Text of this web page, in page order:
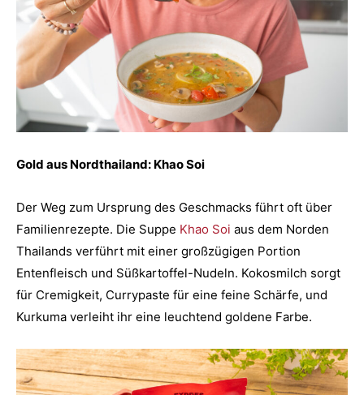
Gold aus Nordthailand: Khao Soi
Der Weg zum Ursprung des Geschmacks führt oft über
Familienrezepte. Die Suppe Khao Soi aus dem Norden
Thailands verführt mit einer großzügigen Portion
Entenfleisch und Süßkartoffel-Nudeln. Kokosmilch sorgt
für Cremigkeit, Currypaste für eine feine Schärfe, und
Kurkuma verleiht ihr eine leuchtend goldene Farbe.